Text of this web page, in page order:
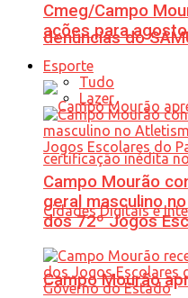
denúncias do
Campo Mourão
Cmeg/Campo
ações para agosto
Esporte
Tudo
Lazer
Campo Mourão
geral masculino
dos 72º Jogos